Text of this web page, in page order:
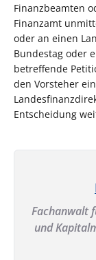
Finanzbeamten
Finanzamt
oder an einen
Bundestag oder
betreffende
den Vorsteher
Entscheidung
Fachanwalt
und